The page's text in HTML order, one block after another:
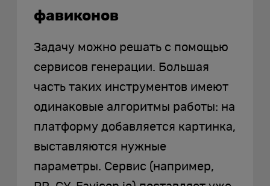
фавиконов
Задачу можно решать с помощью
сервисов генерации. Большая
часть таких инструментов имеют
одинаковые алгоритмы работы: на
платформу добавляется картинка,
выставляются нужные
параметры. Сервис (например,